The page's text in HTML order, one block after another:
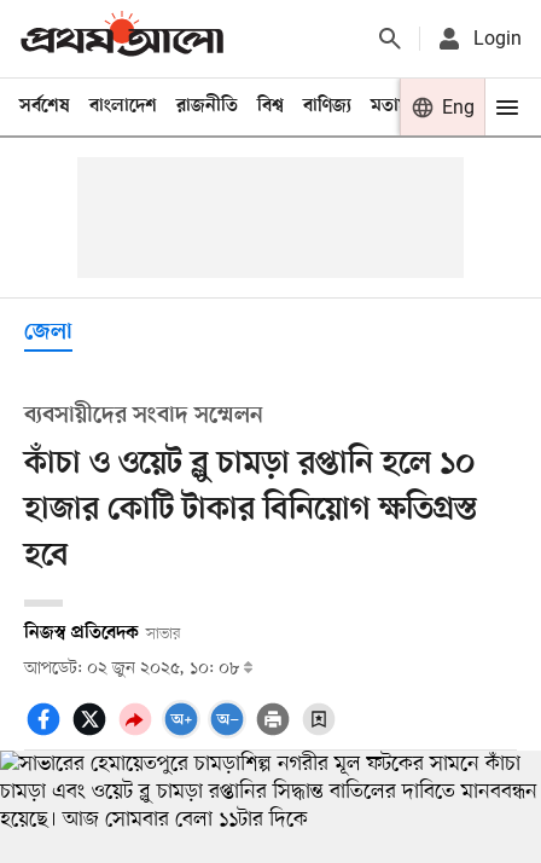
Login
সর্বশেষ বাংলাদেশ রাজনীতি বিশ্ব বাণিজ্য মতামত খেলা
Eng
জেলা
ব্যবসায়ীদের সংবাদ সম্মেলন
কাঁচা ও ওয়েট ব্লু চামড়া রপ্তানি হলে ১০
হাজার কোটি টাকার বিনিয়োগ ক্ষতিগ্রস্ত
হবে
নিজস্ব প্রতিবেদক সাভার
আপডেট: ০২ জুন ২০২৫, ১০: ০৮